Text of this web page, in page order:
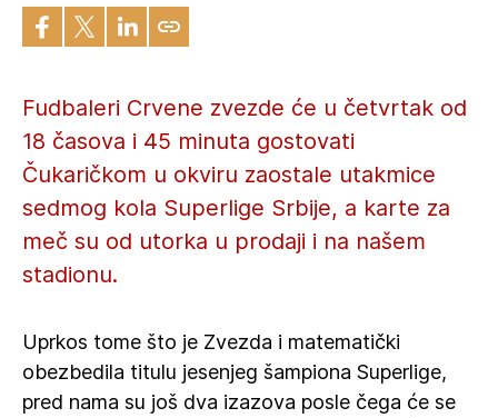
Fudbaleri Crvene zvezde će u četvrtak od
18 časova i 45 minuta gostovati
Čukaričkom u okviru zaostale utakmice
sedmog kola Superlige Srbije, a karte za
meč su od utorka u prodaji i na našem
stadionu.
Uprkos tome što je Zvezda i matematički
obezbedila titulu jesenjeg šampiona Superlige,
pred nama su još dva izazova posle čega će se